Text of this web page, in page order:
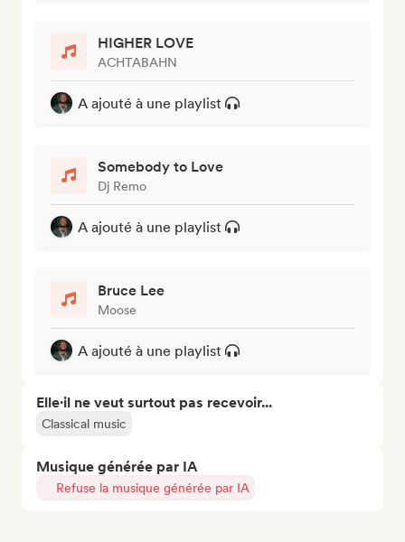
HIGHER LOVE
ACHTABAHN
A ajouté à une playlist
Somebody to Love
Dj Remo
A ajouté à une playlist
Bruce Lee
Moose
A ajouté à une playlist
Elle·il ne veut surtout pas recevoir...
Classical music
Musique générée par IA
Refuse la musique générée par IA